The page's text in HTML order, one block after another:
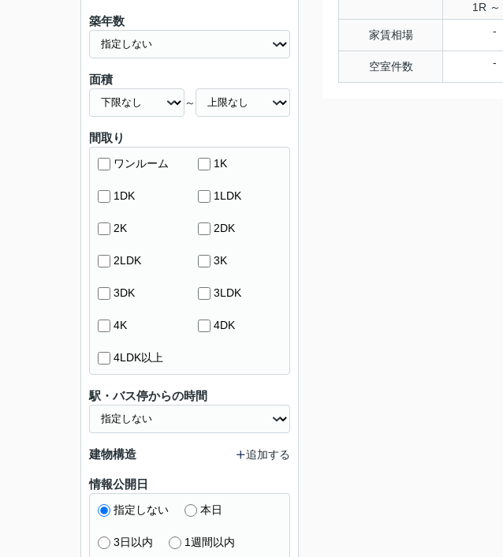
1R ～
家賃相場 -
空室件数 -
築年数
面積
～
間取り
ワンルーム 1K
1DK 1LDK
2K 2DK
2LDK 3K
3DK 3LDK
4K 4DK
4LDK以上
駅・バス停からの時間
建物構造 追加する
情報公開日
指定しない 本日
3日以内 1週間以内